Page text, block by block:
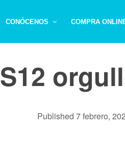
CONÓCENOS COMPRA
S12
Published 7 febrero,